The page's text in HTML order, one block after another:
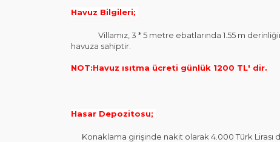
Havuz Bilgileri;
Villamız, 3 * 5 metre ebatlarında 1.55 m
havuza sahiptir.
NOT:Havuz ısıtma ücreti günlük 1200 TL' dir.
Hasar Depozitosu;
Konaklama girişinde nakit olarak 4.000 Türk Lirası